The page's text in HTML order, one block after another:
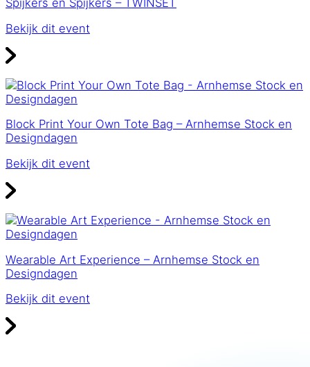
Spijkers en Spijkers – TWINSET
Bekijk dit event
Block Print Your Own Tote Bag – Arnhemse Stock en
Designdagen
Bekijk dit event
Wearable Art Experience – Arnhemse Stock en
Designdagen
Bekijk dit event